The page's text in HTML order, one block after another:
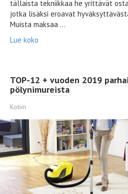
tällaista tekniikkaa he yrittävät
jotka lisäksi eroavat
Muista maksaa ...
Lue koko
TOP-12 + vuoden 2019
pölynimureista
Kotiin